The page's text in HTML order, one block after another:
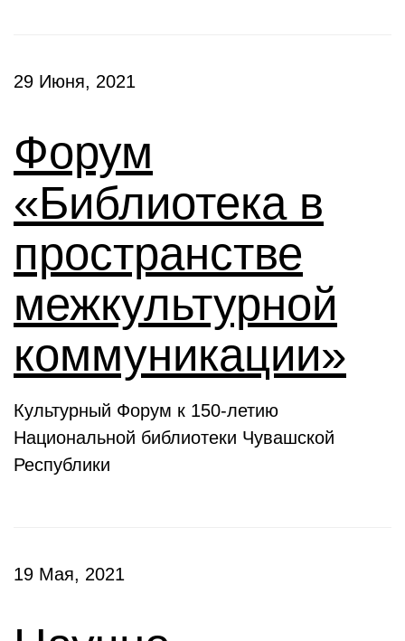
29 Июня, 2021
Форум
«Библиотека в
пространстве
межкультурной
коммуникации»
Культурный Форум к 150-летию
Национальной библиотеки Чувашской
Республики
19 Мая, 2021